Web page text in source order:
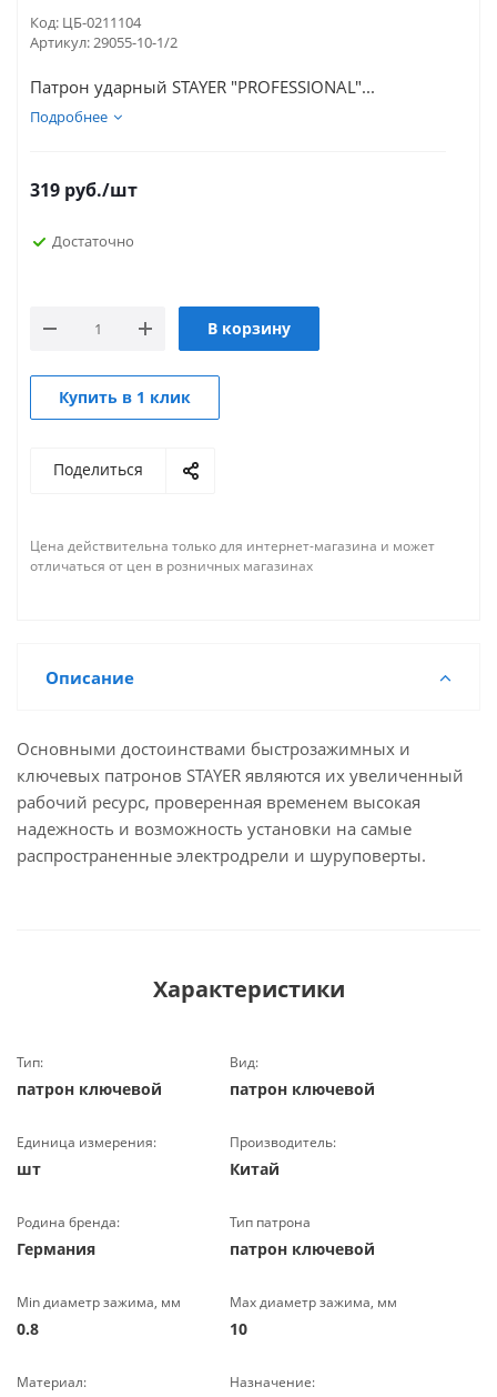
Код: ЦБ-0211104
Артикул:29055-10-1/2
Патрон ударный STAYER "PROFESSIONAL"...
Подробнее
319 руб./шт
Достаточно
В корзину
Купить в 1 клик
Поделиться
Цена действительна только для интернет-магазина и может
отличаться от цен в розничных магазинах
Описание
Основными достоинствами быстрозажимных и
ключевых патронов STAYER являются их увеличенный
рабочий ресурс, проверенная временем высокая
надежность и возможность установки на самые
распространенные электродрели и шуруповерты.
Характеристики
Тип:
патрон ключевой
Вид:
патрон ключевой
Единица измерения:
шт
Производитель:
Китай
Родина бренда:
Германия
Тип патрона
патрон ключевой
Min диаметр зажима, мм
0.8
Max диаметр зажима, мм
10
Материал: Назначение: